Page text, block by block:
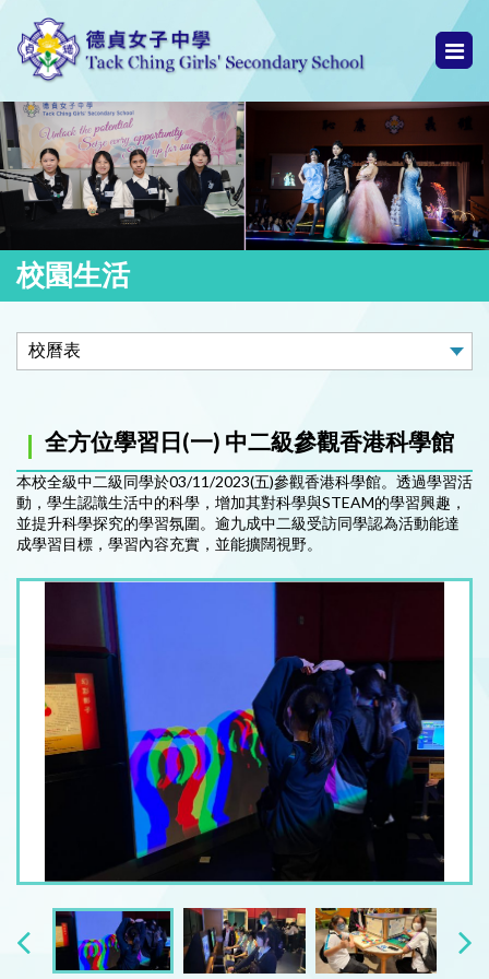
校園生活
全方位學習日(一) 中二級參觀香港科學館
本校全級中二級同學於03/11/2023(五)參觀香港科學館。透過學習活
動，學生認識生活中的科學，增加其對科學與STEAM的學習興趣，
並提升科學探究的學習氛圍。逾九成中二級受訪同學認為活動能達
成學習目標，學習內容充實，並能擴闊視野。